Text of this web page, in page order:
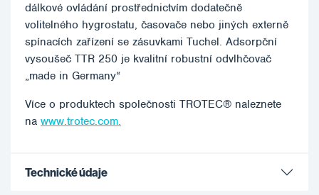
dálkové ovládání prostřednictvím dodatečně
volitelného hygrostatu, časovače nebo jiných externě
spínacích zařízení se zásuvkami Tuchel. Adsorpční
vysoušeč TTR 250 je kvalitní robustní odvlhčovač
„made in Germany“
Více o produktech společnosti TROTEC® naleznete
na www.trotec.com.
Technické údaje